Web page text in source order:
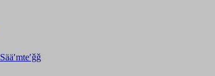
Sääʹmteʹǧǧ